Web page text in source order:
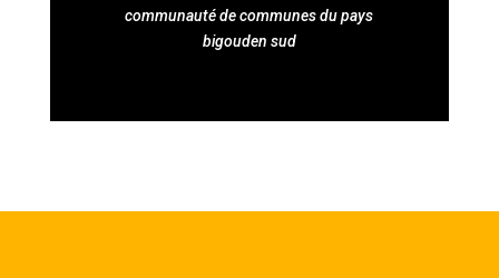
communauté de communes du pays
bigouden sud